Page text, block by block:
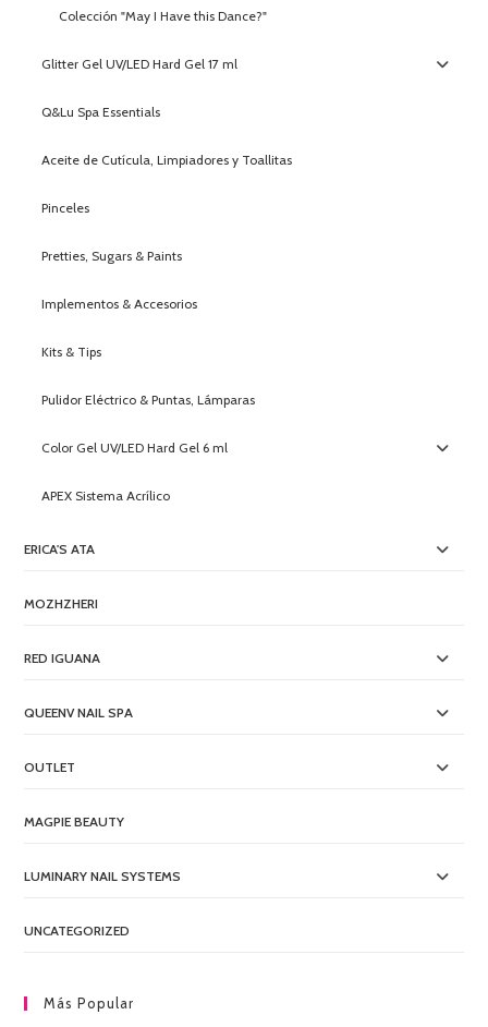
Colección "May I Have this Dance?"
Glitter Gel UV/LED Hard Gel 17 ml
Q&Lu Spa Essentials
Aceite de Cutícula, Limpiadores y Toallitas
Pinceles
Pretties, Sugars & Paints
Implementos & Accesorios
Kits & Tips
Pulidor Eléctrico & Puntas, Lámparas
Color Gel UV/LED Hard Gel 6 ml
APEX Sistema Acrílico
ERICA'S ATA
MOZHZHERI
RED IGUANA
QUEENV NAIL SPA
OUTLET
MAGPIE BEAUTY
LUMINARY NAIL SYSTEMS
UNCATEGORIZED
Más Popular